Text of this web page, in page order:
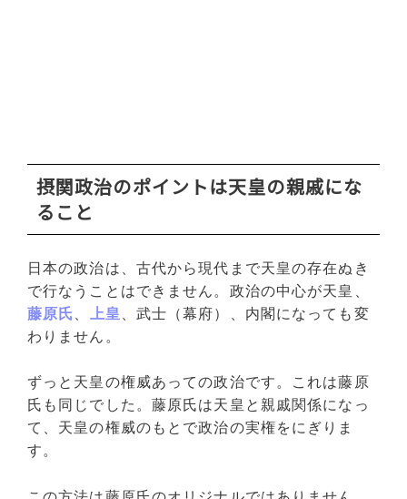
摂関政治のポイントは天皇の親戚にな
ること
日本の政治は、古代から現代まで天皇の存在ぬき
で行なうことはできません。政治の中心が天皇、
藤原氏
上皇 、武士（幕府）、内閣になっても変
わりません。
ずっと天皇の権威あっての政治です。これは藤原
氏も同じでした。藤原氏は天皇と親戚関係になっ
て、天皇の権威のもとで政治の実権をにぎりま
す。